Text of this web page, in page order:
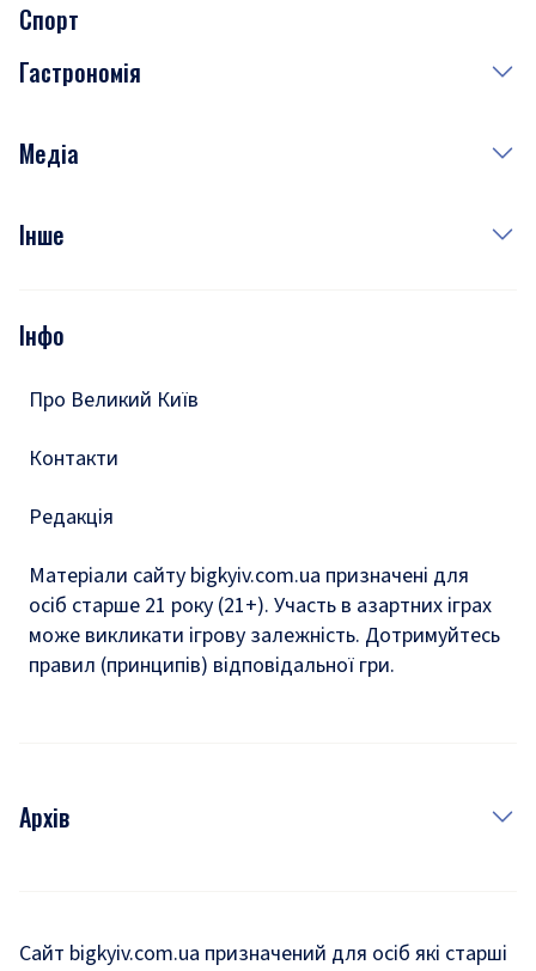
Завтра
Субота
Медицина
Краса
Спорт
Гастрономія
Рецепти
Медіа
Фото
Подкасти
Інше
Тести
Інфо
Про Великий Київ
Контакти
Редакція
Матеріали сайту bigkyiv.com.ua призначені для
осіб старше 21 року (21+). Участь в азартних іграх
може викликати ігрову залежність. Дотримуйтесь
правил (принципів) відповідальної гри.
Архів
Сайт bigkyiv.com.ua призначений для осіб які старші